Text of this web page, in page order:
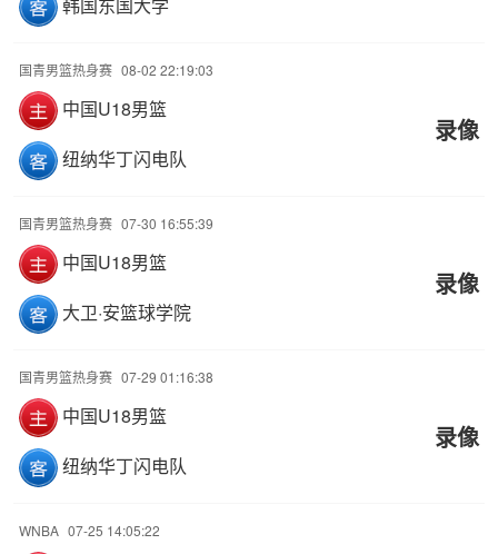
国青男篮热身赛 08-02 22:19:03
中国U18男篮
纽纳华丁闪电队
录像
国青男篮热身赛 07-30 16:55:39
中国U18男篮
大卫·安篮球学院
录像
国青男篮热身赛 07-29 01:16:38
中国U18男篮
纽纳华丁闪电队
录像
WNBA 07-25 14:05:22